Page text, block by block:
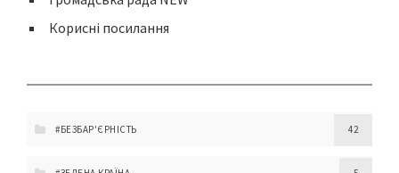
Корисні посилання
#БЕЗБАР'ЄРНІСТЬ 42